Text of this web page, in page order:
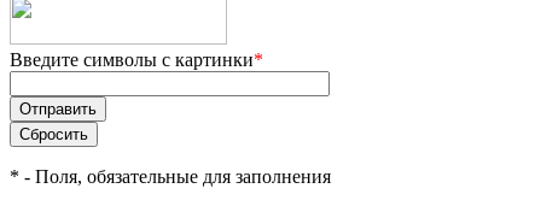
Введите символы с картинки*
* - Поля, обязательные для заполнения